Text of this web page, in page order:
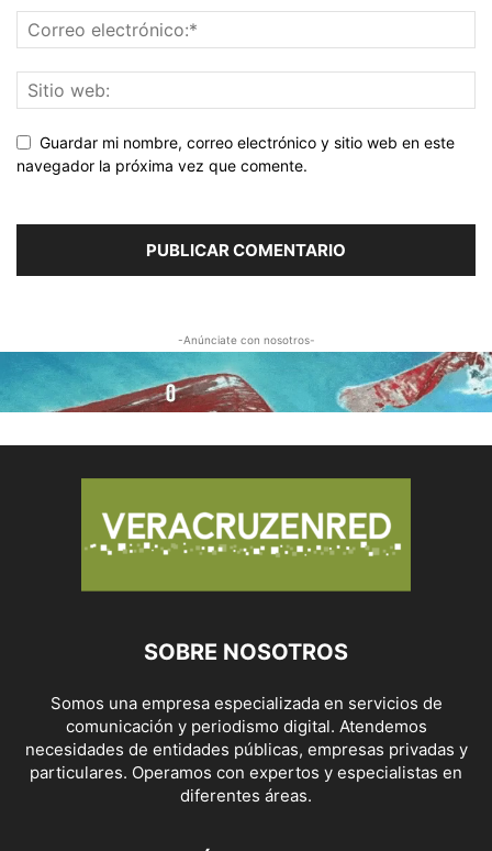
Guardar mi nombre, correo electrónico y sitio web en este
navegador la próxima vez que comente.
-Anúnciate con nosotros-
SOBRE NOSOTROS
Somos una empresa especializada en servicios de
comunicación y periodismo digital. Atendemos
necesidades de entidades públicas, empresas privadas y
particulares. Operamos con expertos y especialistas en
diferentes áreas.